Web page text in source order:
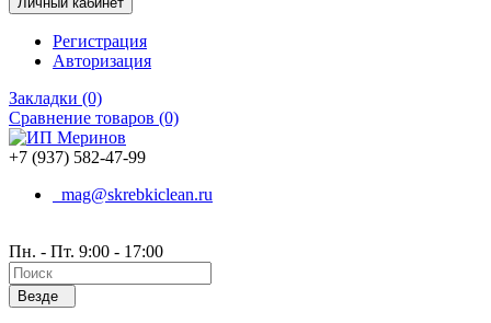
Регистрация
Авторизация
Закладки (0)
Сравнение товаров (0)
+7 (937) 582-47-99
mag@skrebkiclean.ru
Пн. - Пт. 9:00 - 17:00
Везде